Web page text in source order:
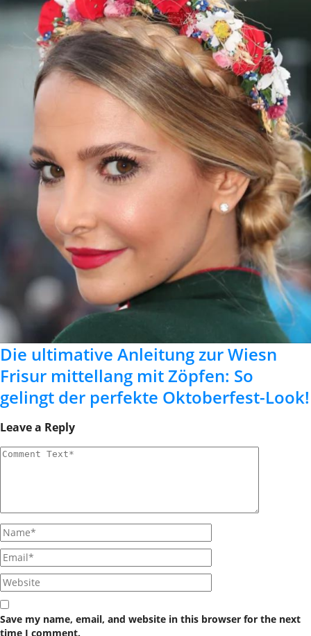
Die ultimative Anleitung zur Wiesn
Frisur mittellang mit Zöpfen: So
gelingt der perfekte Oktoberfest-Look!
Leave a Reply
Save my name, email, and website in this browser for the next
time I comment.